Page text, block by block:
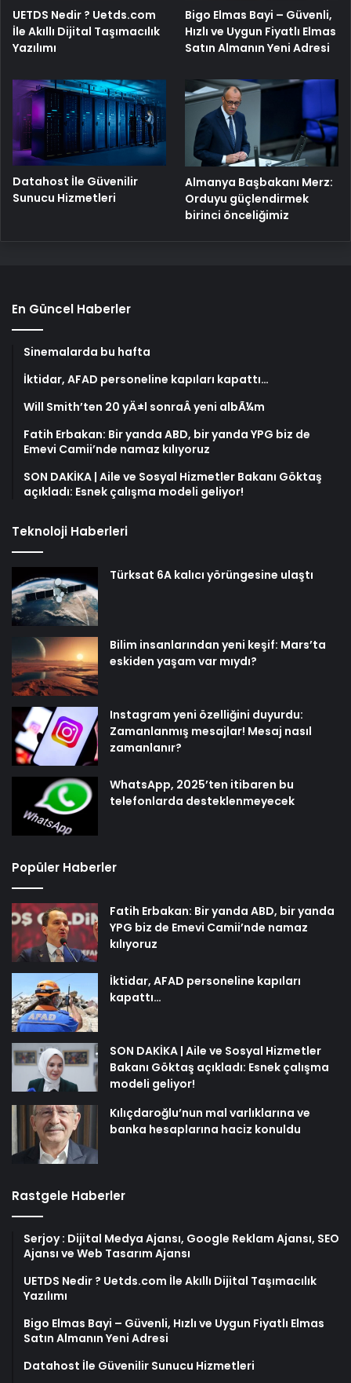
UETDS Nedir ? Uetds.com
İle Akıllı Dijital Taşımacılık
Yazılımı
Bigo Elmas Bayi – Güvenli,
Hızlı ve Uygun Fiyatlı Elmas
Satın Almanın Yeni Adresi
Datahost İle Güvenilir
Sunucu Hizmetleri
Almanya Başbakanı Merz:
Orduyu güçlendirmek
birinci önceliğimiz
En Güncel Haberler
Sinemalarda bu hafta
İktidar, AFAD personeline kapıları kapattı…
Will Smith’ten 20 yÄ±l sonraÂ yeni albÃ¼m
Fatih Erbakan: Bir yanda ABD, bir yanda YPG biz de
Emevi Camii’nde namaz kılıyoruz
SON DAKİKA | Aile ve Sosyal Hizmetler Bakanı Göktaş
açıkladı: Esnek çalışma modeli geliyor!
Teknoloji Haberleri
Türksat 6A kalıcı yörüngesine ulaştı
Bilim insanlarından yeni keşif: Mars’ta
eskiden yaşam var mıydı?
Instagram yeni özelliğini duyurdu:
Zamanlanmış mesajlar! Mesaj nasıl
zamanlanır?
WhatsApp, 2025’ten itibaren bu
telefonlarda desteklenmeyecek
Popüler Haberler
Fatih Erbakan: Bir yanda ABD, bir yanda
YPG biz de Emevi Camii’nde namaz
kılıyoruz
İktidar, AFAD personeline kapıları
kapattı…
SON DAKİKA | Aile ve Sosyal Hizmetler
Bakanı Göktaş açıkladı: Esnek çalışma
modeli geliyor!
Kılıçdaroğlu’nun mal varlıklarına ve
banka hesaplarına haciz konuldu
Rastgele Haberler
Serjoy : Dijital Medya Ajansı, Google Reklam Ajansı, SEO
Ajansı ve Web Tasarım Ajansı
UETDS Nedir ? Uetds.com İle Akıllı Dijital Taşımacılık
Yazılımı
Bigo Elmas Bayi – Güvenli, Hızlı ve Uygun Fiyatlı Elmas
Satın Almanın Yeni Adresi
Datahost İle Güvenilir Sunucu Hizmetleri